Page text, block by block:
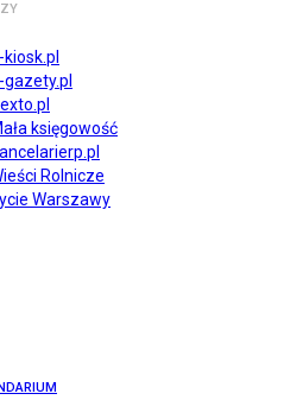
kiosk.pl
gazety.pl
księgowość
Rolnicze
Warszawy